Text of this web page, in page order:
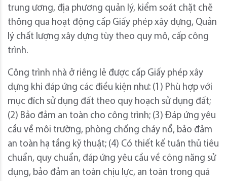
trung ương, địa phương quản lý, kiểm soát chặt chẽ
thông qua hoạt động cấp Giấy phép xây dựng, Quản
lý chất lượng xây dựng tùy theo quy mô, cấp công
trình.
Công trình nhà ở riêng lẻ được cấp Giấy phép xây
dựng khi đáp ứng các điều kiện như: (1) Phù hợp với
mục đích sử dụng đất theo quy hoạch sử dụng đất;
(2) Bảo đảm an toàn cho công trình; (3) Đáp ứng yêu
cầu về môi trường, phòng chống cháy nổ, bảo đảm
an toàn hạ tầng kỹ thuật; (4) Có thiết kế tuân thủ tiêu
chuẩn, quy chuẩn, đáp ứng yêu cầu về công năng sử
dụng, bảo đảm an toàn chịu lực, an toàn trong quá